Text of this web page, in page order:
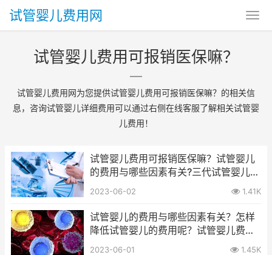
试管婴儿费用网
试管婴儿费用可报销医保嘛？
试管婴儿费用网为您提供试管婴儿费用可报销医保嘛？的相关信
息，咨询试管婴儿详细费用可以通过右侧在线客服了解相关试管婴
儿费用！
试管婴儿费用可报销医保嘛？试管婴儿
的费用与哪些因素有关?三代试管婴儿的
费用大概要多少呢？
2023-06-02 1.41K
试管婴儿的费用与哪些因素有关？怎样
降低试管婴儿的费用呢？试管婴儿费用
可报销医保嘛？
2023-06-01 1.45K